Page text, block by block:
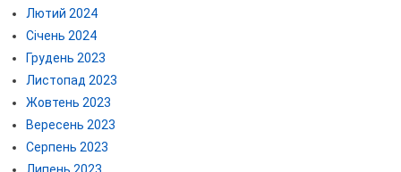
Лютий 2024
Січень 2024
Грудень 2023
Листопад 2023
Жовтень 2023
Вересень 2023
Серпень 2023